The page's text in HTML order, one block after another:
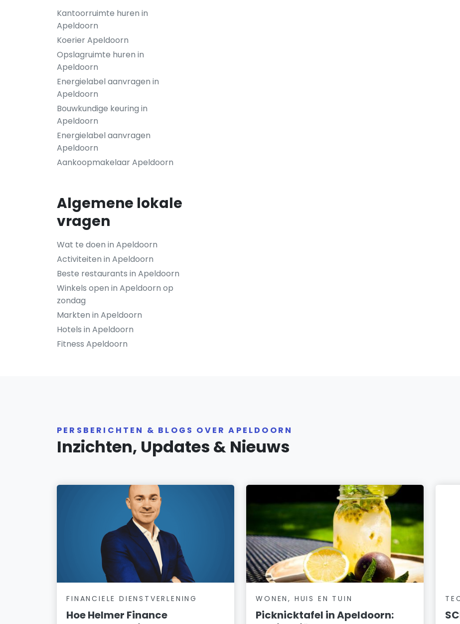
Kantoorruimte huren in
Apeldoorn
Koerier Apeldoorn
Opslagruimte huren in
Apeldoorn
Energielabel aanvragen in
Apeldoorn
Bouwkundige keuring in
Apeldoorn
Energielabel aanvragen
Apeldoorn
Aankoopmakelaar Apeldoorn
Algemene lokale
vragen
Wat te doen in Apeldoorn
Activiteiten in Apeldoorn
Beste restaurants in Apeldoorn
Winkels open in Apeldoorn op
zondag
Markten in Apeldoorn
Hotels in Apeldoorn
Fitness Apeldoorn
PERSBERICHTEN & BLOGS OVER APELDOORN
Inzichten, Updates & Nieuws
FINANCIELE DIENSTVERLENING
Hoe Helmer Finance
WONEN, HUIS EN TUIN
Picknicktafel in Apeldoorn: